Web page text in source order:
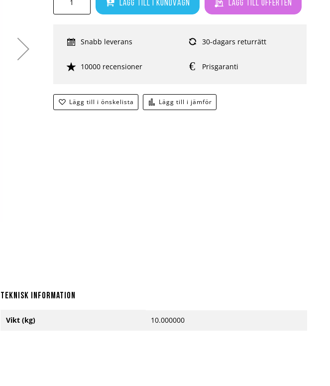
Lägg till i kundvagn Lägg till offerten
Lägg till i önskelista Lägg till i jämför
Snabb leverans 30-dagars returrätt
10000 recensioner Prisgaranti
Teknisk information
information
Vikt (kg) 10.000000